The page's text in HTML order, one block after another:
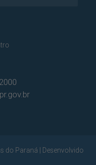
do Paraná | Desenvolvido